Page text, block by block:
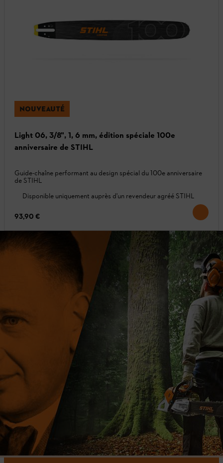
NOUVEAUTÉ
Light 06, 3/8", 1, 6 mm, édition spéciale 100e
anniversaire de STIHL
Guide-chaîne performant au design spécial du 100e anniversaire
de STIHL
Disponible uniquement auprès d'un revendeur agréé STIHL
93,90 €
100 ANS D'INNOVATION
Depuis 100 ans, STIHL se trouve avec vous au cœur de la nature.
En cette année de jubilé, nous partageons des histoires de visions
devenues réalité. Cette année, nous vous invitons à voyager avec
nous à travers 100 ans d’histoire STIHL.